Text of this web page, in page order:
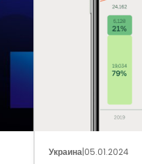
Украина|05.01.2024